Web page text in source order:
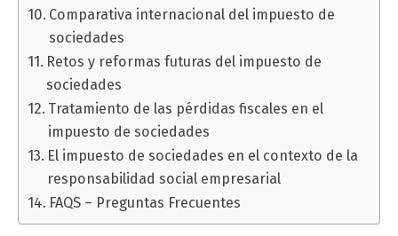
Comparativa internacional del impuesto de
sociedades
Retos y reformas futuras del impuesto de
sociedades
Tratamiento de las pérdidas fiscales en el
impuesto de sociedades
El impuesto de sociedades en el contexto de la
responsabilidad social empresarial
FAQS – Preguntas Frecuentes